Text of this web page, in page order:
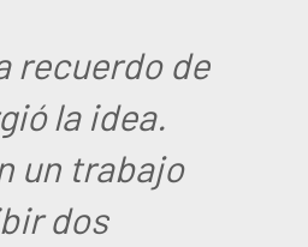
recuerdo de
la idea.
un trabajo
dos